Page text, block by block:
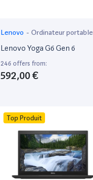
Lenovo - Ordinateur portable
Lenovo Yoga G6 Gen 6
246 offers from:
592,00 €
Top Produit